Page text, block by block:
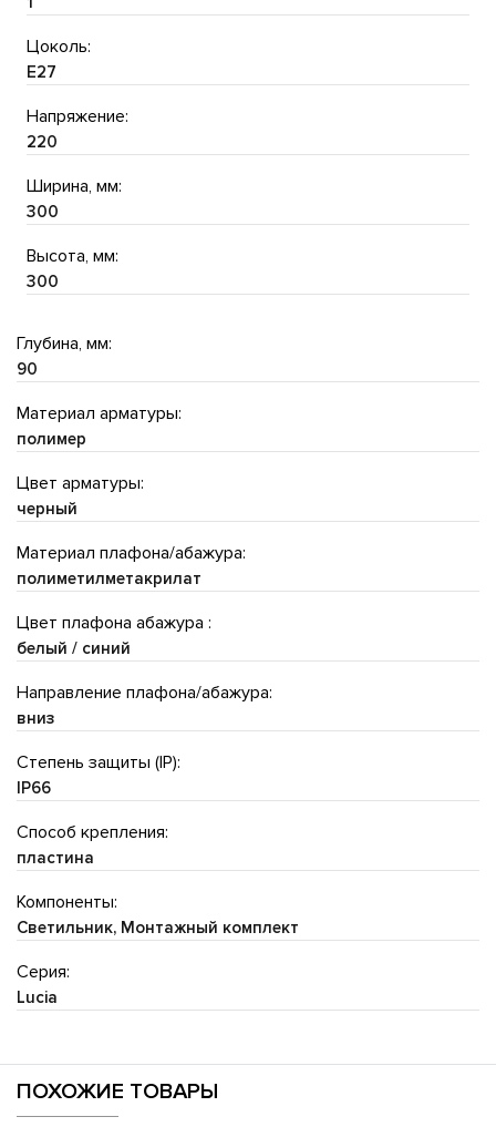
Цоколь:
E27
Напряжение:
220
Ширина, мм:
300
Высота, мм:
300
Глубина, мм:
90
Материал арматуры:
полимер
Цвет арматуры:
черный
Материал плафона/абажура:
полиметилметакрилат
Цвет плафона абажура :
белый / синий
Направление плафона/абажура:
вниз
Степень защиты (IP):
IP66
Способ крепления:
пластина
Компоненты:
Светильник, Монтажный комплект
Серия:
Lucia
ПОХОЖИЕ ТОВАРЫ